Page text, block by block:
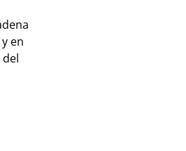
en